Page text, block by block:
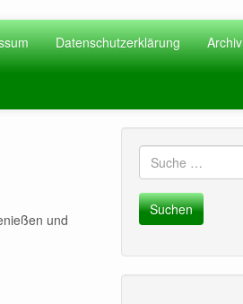
Datenschutzerklärung Archiv
und
Suche
nach: